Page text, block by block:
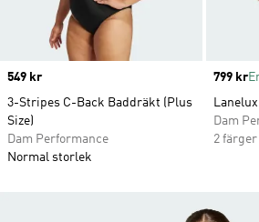
Price
549 kr
3-Stripes C-Back Baddräkt (Plus
Size)
Dam Performance
Normal storlek
Price
799 kr
Dam
2 färger